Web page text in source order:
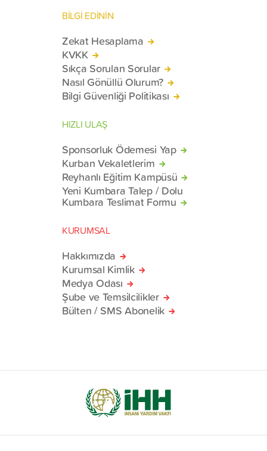
BİLGİ EDİNİN
Zekat Hesaplama
KVKK
Sıkça Sorulan Sorular
Nasıl Gönüllü Olurum?
Bilgi Güvenliği Politikası
HIZLI ULAŞ
Sponsorluk Ödemesi Yap
Kurban Vekaletlerim
Reyhanlı Eğitim Kampüsü
Yeni Kumbara Talep / Dolu
Kumbara Teslimat Formu
KURUMSAL
Hakkımızda
Kurumsal Kimlik
Medya Odası
Şube ve Temsilcilikler
Bülten / SMS Abonelik